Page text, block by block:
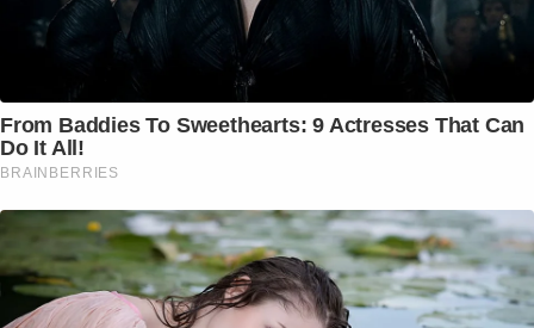
From Baddies To Sweethearts: 9 Actresses That Can
Do It All!
BRAINBERRIES